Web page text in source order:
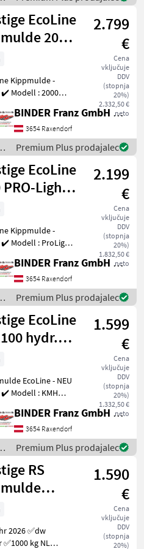
Höhe d
EcoLine
2000
2.799
€
Cena
vključuje
DDV
(stopnja
20%)
2.332,50 €
neto
Kippmulde -
✔️ Modell : 2000
✔️ hydraulisch
✔️ mit 3-fach
✔️ Kat.II + EURO
BINDER Franz GmbH & CoKG
3654 Raxendorf
Premium Plus prodajalec
EcoLine
PRO-Light
2.199
€
Cena
vključuje
DDV
(stopnja
20%)
1.832,50 €
neto
Kippmulde -
: ProLight
Ausführung
2.200mm
2.300mm
✔️ Tiefe 800mm, ✔️
BINDER Franz GmbH & CoKG
3654 Raxendorf
Premium Plus prodajalec
EcoLine
hydr.
1.599
€
Cena
vključuje
DDV
(stopnja
20%)
1.332,50 €
neto
EcoLine - NEU
Ausführung
160 x
der
Wand: 36cm ✔️ hydr
BINDER Franz GmbH & CoKG
3654 Raxendorf
Premium Plus prodajalec
RS
dw -
1.590
€
Cena
vključuje
DDV
(stopnja
20%)
2026 ✅dw
kg NL